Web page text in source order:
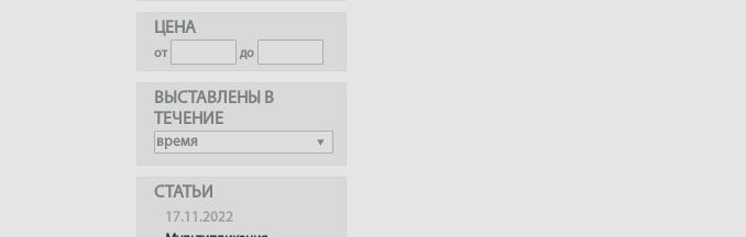
ЦЕНА
от до
ВЫСТАВЛЕНЫ В
ТЕЧЕНИЕ
СТАТЬИ
17.11.2022